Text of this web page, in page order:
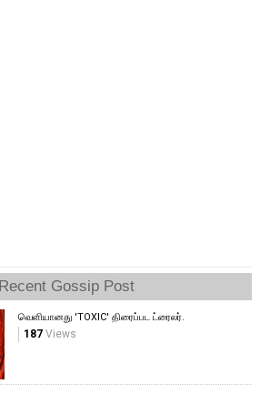
Recent Gossip Post
வெளியானது 'TOXIC' திரைப்பட ட்ரைலர்.
187Views